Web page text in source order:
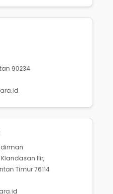
90234
Ilir,
Timur 76114